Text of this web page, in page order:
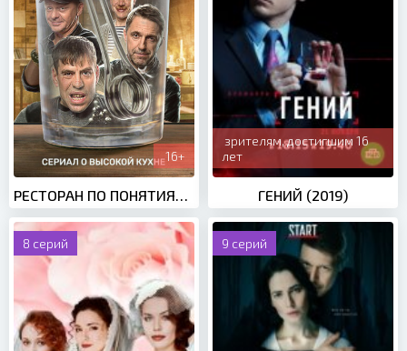
16+
РЕСТОРАН ПО ПОНЯТИЯМ (2021)
зрителям, достигшим 16
лет
ГЕНИЙ (2019)
8 серий 9 серий